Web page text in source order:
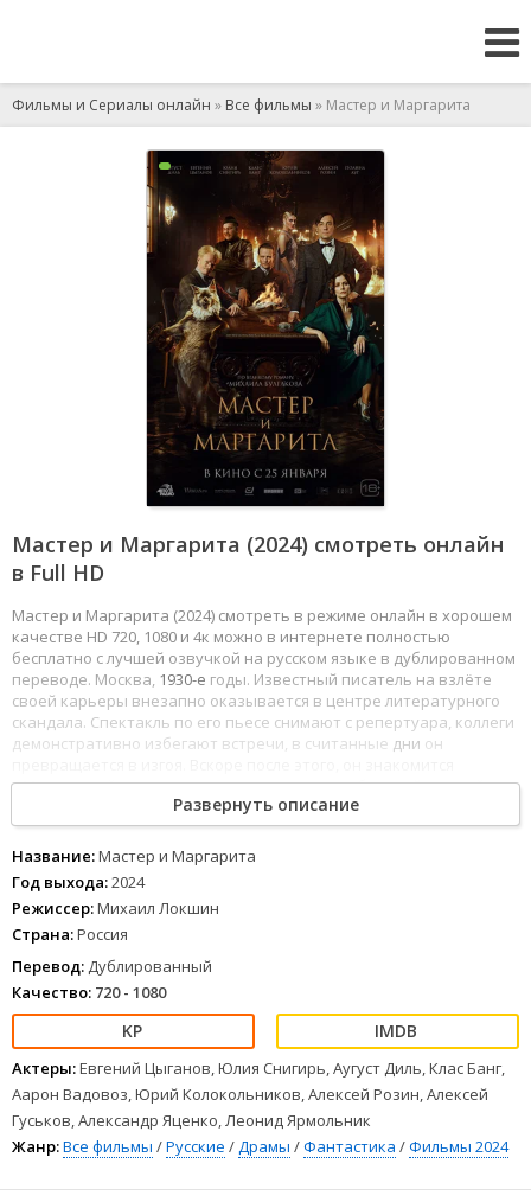
Фильмы и Сериалы онлайн » Все фильмы » Мастер и Маргарита
Мастер и Маргарита (2024) смотреть онлайн
в Full HD
Мастер и Маргарита (2024) смотреть в режиме онлайн в хорошем
качестве HD 720, 1080 и 4к можно в интернете полностью
бесплатно с лучшей озвучкой на русском языке в дублированном
переводе. Москва, 1930-е годы. Известный писатель на взлёте
своей карьеры внезапно оказывается в центре литературного
скандала. Спектакль по его пьесе снимают с репертуара, коллеги
демонстративно избегают встречи, в считанные дни он
с Маргаритой, которая становится еговозлюбленнойи музой.
Развернуть описание
Название:Мастер и Маргарита
Год выхода:2024
Режиссер:Михаил Локшин
Страна:Россия
Перевод: Дублированный
Качество: 720 - 1080
Актеры:Евгений Цыганов, Юлия Снигирь, Аугуст Диль, Клас Банг,
Аарон Вадовоз, Юрий Колокольников, Алексей Розин, Алексей
Гуськов, Александр Яценко, Леонид Ярмольник
Жанр:Все фильмы /Русские /Драмы /Фантастика /Фильмы 2024